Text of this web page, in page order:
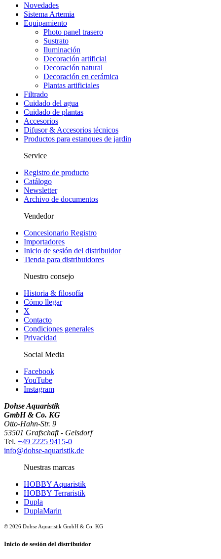
Novedades
Sistema Artemia
Equipamiento
Photo panel trasero
Sustrato
Iluminación
Decoración artificial
Decoración natural
Decoración en cerámica
Plantas artificiales
Filtrado
Cuidado del agua
Cuidado de plantas
Accesorios
Difusor & Accesorios técnicos
Productos para estanques de jardin
Service
Registro de producto
Catálogo
Newsletter
Archivo de documentos
Vendedor
Concesionario Registro
Importadores
Inicio de sesión del distribuidor
Tienda para distribuidores
Nuestro consejo
Historia & filosofía
Cómo llegar
X
Contacto
Condiciones generales
Privacidad
Social Media
Facebook
YouTube
Instagram
Dohse Aquaristik
GmbH & Co. KG
Otto-Hahn-Str. 9
53501 Grafschaft - Gelsdorf
Tel. +49 2225 9415-0
info@dohse-aquaristik.de
Nuestras marcas
HOBBY Aquaristik
HOBBY Terraristik
Dupla
DuplaMarin
© 2026 Dohse Aquaristik GmbH & Co. KG
Inicio de sesión del distribuidor